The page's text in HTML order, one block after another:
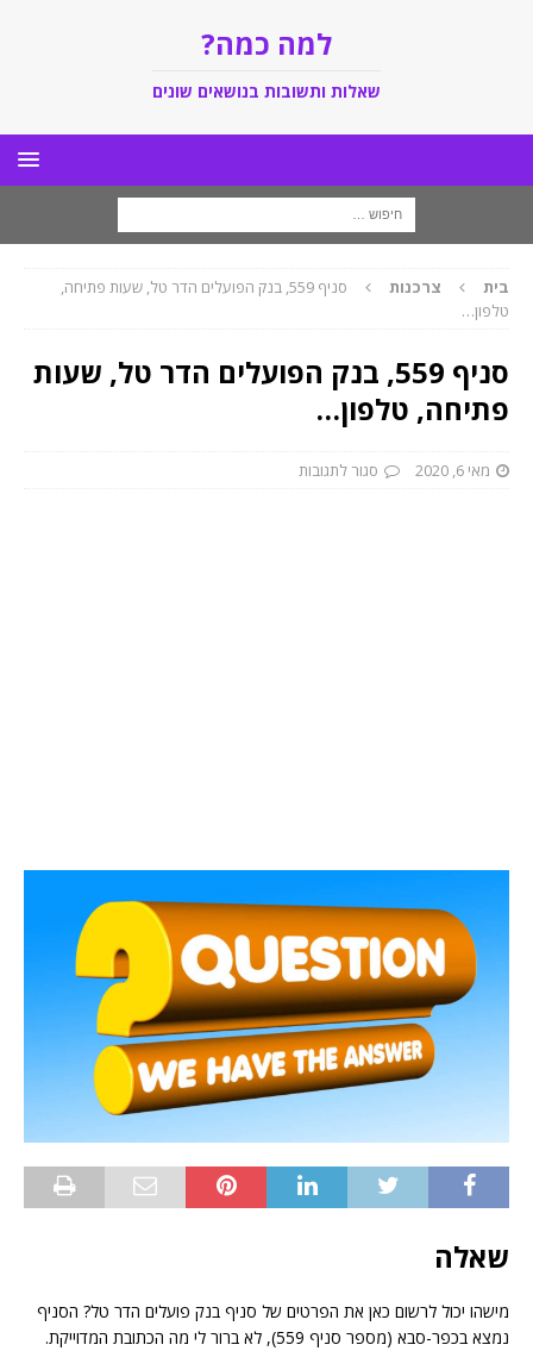
למה כמה?
שאלות ותשובות בנושאים שונים
בית צרכנות
סניף 559, בנק הפועלים הדר טל, שעות פתיחה,
טלפון…
סניף 559, בנק הפועלים הדר טל, שעות
פתיחה, טלפון…
מאי 6, 2020 סגור לתגובות
שאלה
מישהו יכול לרשום כאן את הפרטים של סניף בנק פועלים הדר טל? הסניף
נמצא בכפר-סבא (מספר סניף 559), לא ברור לי מה הכתובת המדוייקת.